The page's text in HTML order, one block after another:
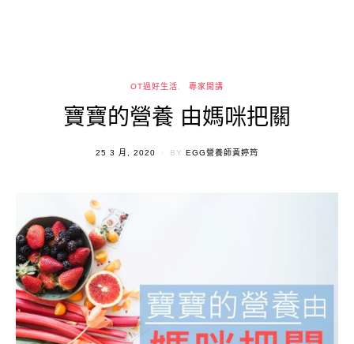
OT過好生活 專家開講
寶寶的營養 由媽咪把關
POSTED
25 3 月, 2020 BY EGG營養師黃婷筠